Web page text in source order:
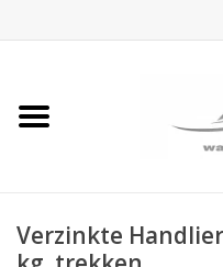
Home
Rvs Dekbeslag
Verzinkte